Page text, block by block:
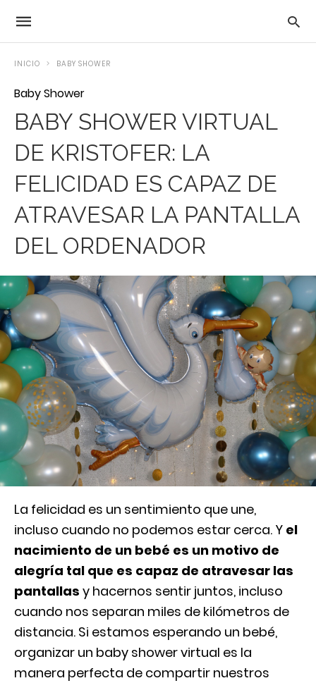
INICIO BABY SHOWER
Baby Shower
BABY SHOWER VIRTUAL
DE KRISTOFER: LA
FELICIDAD ES CAPAZ DE
ATRAVESAR LA PANTALLA
DEL ORDENADOR
La felicidad es un sentimiento que une,
incluso cuando no podemos estar cerca. Y el
nacimiento de un bebé es un motivo de
alegría tal que es capaz de atravesar las
pantallas y hacernos sentir juntos, incluso
cuando nos separan miles de kilómetros de
distancia. Si estamos esperando un bebé,
organizar un baby shower virtual es la
manera perfecta de compartir nuestros